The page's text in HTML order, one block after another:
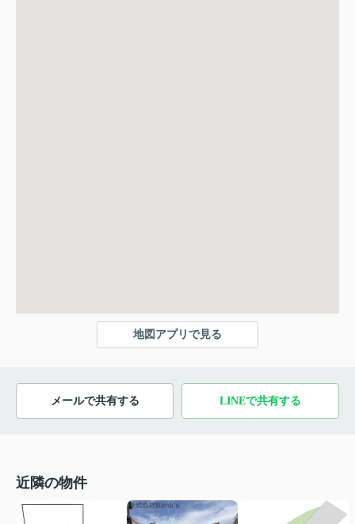
地図アプリで見る
メールで共有する LINEで共有する
近隣の物件